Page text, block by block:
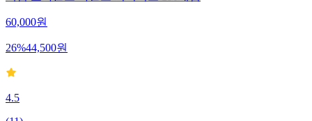
맥심 모카골드 마일드 커피믹스 250개입
60,000원
26%44,500원
4.5